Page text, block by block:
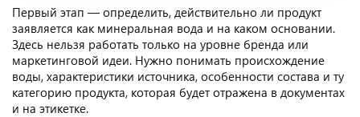
Первый этап — определить, действительно ли продукт
заявляется как минеральная вода и на каком основании.
Здесь нельзя работать только на уровне бренда или
маркетинговой идеи. Нужно понимать происхождение
воды, характеристики источника, особенности состава и ту
категорию продукта, которая будет отражена в документах
и на этикетке.